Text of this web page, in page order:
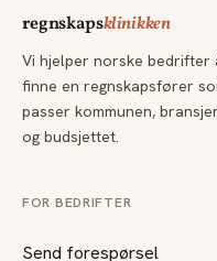
regnskapsklinikken
Vi hjelper norske bedrifter
finne en regnskapsfører
passer kommunen,
og budsjettet.
FOR BEDRIFTER
Send forespørsel